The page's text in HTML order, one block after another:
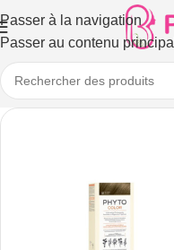
Passer à la navigation
Passer au contenu principal